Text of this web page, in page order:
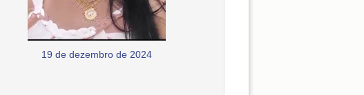
19 de dezembro de 2024